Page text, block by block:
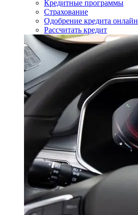
Кредитные программы
Страхование
Одобрение кредита онлайн
Рассчитать кредит